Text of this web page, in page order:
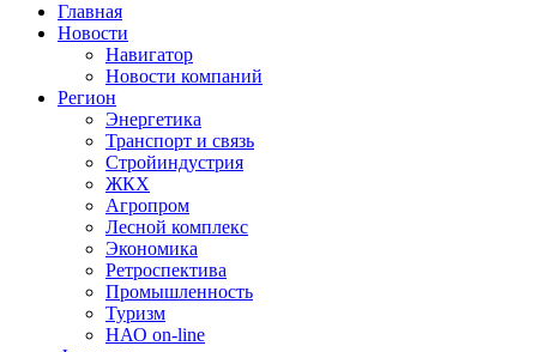
Главная
Новости
Навигатор
Новости компаний
Регион
Энергетика
Транспорт и связь
Стройиндустрия
ЖКХ
Агропром
Лесной комплекс
Экономика
Ретроспектива
Промышленность
Туризм
НАО on-line